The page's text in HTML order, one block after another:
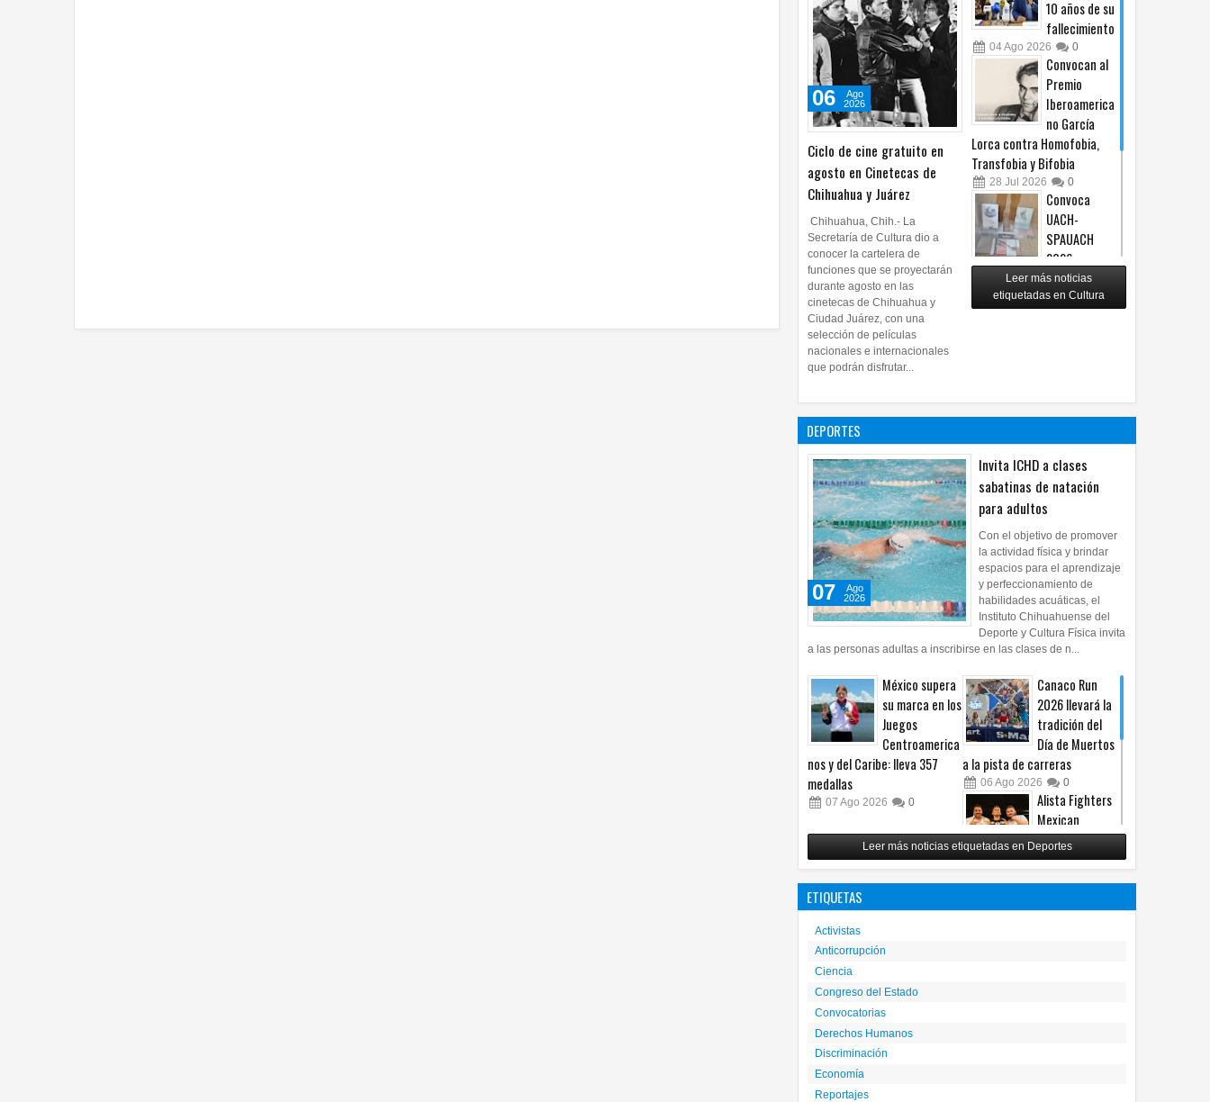
Ciclo de cine gratuito en
agosto en Cinetecas de
Chihuahua y Juárez
06
Ago
2026
Chihuahua, Chih.- La
Secretaría de Cultura dio a
conocer la cartelera de
funciones que se proyectarán
durante agosto en las
cinetecas de Chihuahua y
Ciudad Juárez, con una
selección de películas
nacionales e internacionales
que podrán disfrutar...
10 años de su
fallecimiento
04Ago 2026 0
Convocan al
Premio
Iberoamerica
no García
Lorca contra Homofobia,
Transfobia y Bifobia
28 Jul 2026 0
Convoca
UACH-
SPAUACH
2026 a
publicar textos académicos
28 Jul 2026 0
Copian
Leer más noticias
etiquetadas en Cultura
DEPORTES
Invita ICHD a clases
sabatinas de natación
para adultos
07
Ago
2026
Con el objetivo de promover
la actividad física y brindar
espacios para el aprendizaje
y perfeccionamiento de
habilidades acuáticas, el
Instituto Chihuahuense del
Deporte y Cultura Física invita
a las personas adultas a inscribirse en las clases de n...
México supera
su marca en los
Juegos
Centroamerica
nos y del Caribe: lleva 357
medallas
07 Ago 2026 0
Canaco Run
2026 llevará la
tradición del
Día de Muertos
a la pista de carreras
06 Ago 2026 0
Alista Fighters
Mexican
Promotions
posible regreso
con peleas en jaula
Reunirá Box de
peleadores de
municipios este fin de semana
30 Jul 2026
Leer más noticias etiquetadas en Deportes
ETIQUETAS
Activistas
Anticorrupción
Ciencia
Congreso del Estado
Convocatorias
Derechos Humanos
Discriminación
Economía
Reportajes